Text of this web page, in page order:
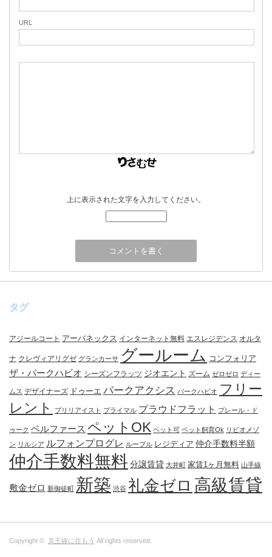
URL
上に表示された文字を入力してください。
タグ
アジールコート アーバネックス インターネット無料 エスレジデンス オルタ
ナ クレヴィアリグゼ グランカーサ グールーム コンフォリア
ザ・パークハビオ シーズンフラッツ ジオエント ズーム ゼロゼロ ディー
ムス デザイナーズ ドゥーエ パークアクシス パークハビオ フリー
レント
ブリリアイスト プライマル プラウドフラット プレール・ド
ゥーク ベルファース ペットOK ペット可 ペット飼育Ok リビオメゾ
ン リルシア ルフォンプログレ ルーブル レジディア 仲介手数料半額
仲介手数料無料 分譲賃貸 大井町 家賃1ヶ月無料 山手線
敷金ゼロ 新御徒町 新築 渋谷 礼金ゼロ 高級賃貸
Copyright © 京王線に住もう All rights reserved.